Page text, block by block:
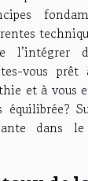
l’intégrer
vous
et à vous
dans